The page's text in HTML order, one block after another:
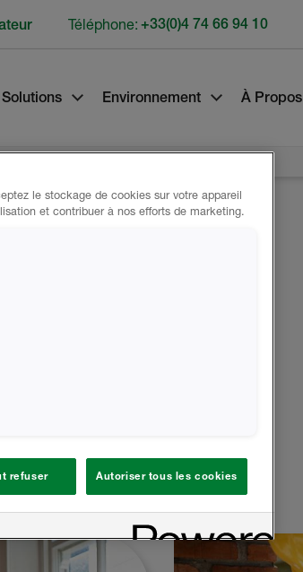
Solutions Environnement À Propos
Téléphone: +33(0)4 74 66 94 10
le stockage de cookies sur votre appareil
et contribuer à nos efforts de marketing.
refuser Autoriser tous les cookies